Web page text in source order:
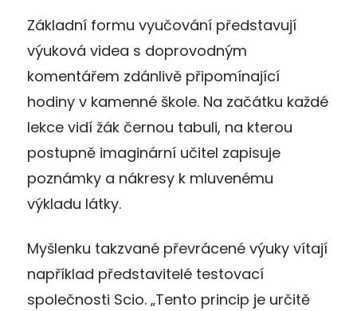
Základní formu vyučování představují
výuková videa s doprovodným
komentářem zdánlivě připomínající
hodiny v kamenné škole. Na začátku každé
lekce vidí žák černou tabuli, na kterou
postupně imaginární učitel zapisuje
poznámky a nákresy k mluvenému
výkladu látky.
Myšlenku takzvané převrácené výuky vítají
například představitelé testovací
společnosti Scio. „Tento princip je určitě